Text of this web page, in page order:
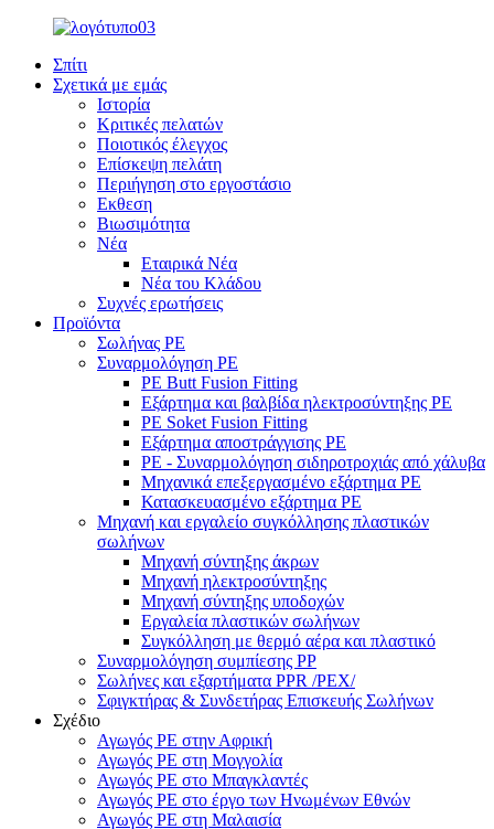
Σπίτι
Σχετικά με εμάς
Ιστορία
Κριτικές πελατών
Ποιοτικός έλεγχος
Επίσκεψη πελάτη
Περιήγηση στο εργοστάσιο
Εκθεση
Βιωσιμότητα
Νέα
Εταιρικά Νέα
Νέα του Κλάδου
Συχνές ερωτήσεις
Προϊόντα
Σωλήνας PE
Συναρμολόγηση PE
PE Butt Fusion Fitting
Εξάρτημα και βαλβίδα ηλεκτροσύντηξης PE
PE Soket Fusion Fitting
Εξάρτημα αποστράγγισης PE
PE - Συναρμολόγηση σιδηροτροχιάς από χάλυβα
Μηχανικά επεξεργασμένο εξάρτημα PE
Κατασκευασμένο εξάρτημα PE
Μηχανή και εργαλείο συγκόλλησης πλαστικών
σωλήνων
Μηχανή σύντηξης άκρων
Μηχανή ηλεκτροσύντηξης
Μηχανή σύντηξης υποδοχών
Εργαλεία πλαστικών σωλήνων
Συγκόλληση με θερμό αέρα και πλαστικό
Συναρμολόγηση συμπίεσης PP
Σωλήνες και εξαρτήματα PPR /PEX/
Σφιγκτήρας & Συνδετήρας Επισκευής Σωλήνων
Σχέδιο
Αγωγός PE στην Αφρική
Αγωγός PE στη Μογγολία
Αγωγός PE στο Μπαγκλαντές
Αγωγός PE στο έργο των Ηνωμένων Εθνών
Αγωγός PE στη Μαλαισία